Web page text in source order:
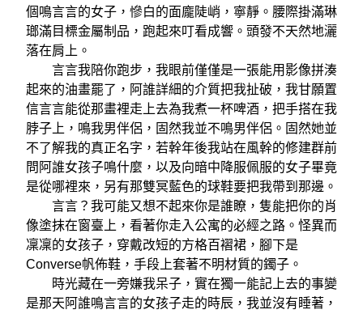
個鳴言言的女子，慘白的面龐陡峭，寧靜。腰際掛滿琳
瑯滿目標金屬制品，跑起來叮看成響。頭發不天然地灑
落在肩上。
言言我陪你跑步，我眼前僅僅是一張能用影像拼湊
起來的油畫罷了，阿誰詳細的介質把我扯破，我甘願置
信言言能從那畫裡走上去為我煮一杯啤酒，把手搭在我
脖子上，鳴我男伴侶，固然我並不鳴男伴侶。固然她並
不了解我的真正名字，若幹年後我站在風幹的修建群前
問阿誰女孩子鳴什麼，以及向暗中降服佩服的女子畢竟
是從哪裡來，另有那雙冥藍色的球鞋要把我帶到那邊。
言言？我可能又想不起來你是誰瞭，隻能把你的肖
像塗抹在窗臺上，看著你走入公寓的必經之路。怪異而
凜凜的女孩子，穿戴改短的方格百褶裙，腳下是
Converse帆佈鞋，手段上套著不明材質的鐲子。
時光藏在一旁嫌我呆子，實在獨一能記上去的事變
是那天阿誰鳴言言的女孩子走的時辰，我並沒有睡著，